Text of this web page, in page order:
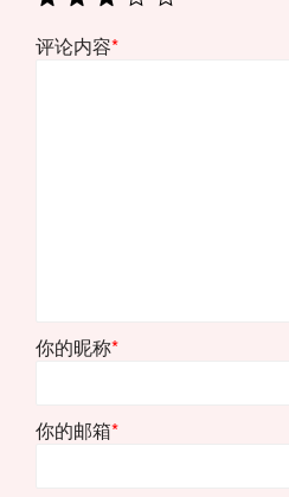
评论内容*
你的昵称*
你的邮箱*